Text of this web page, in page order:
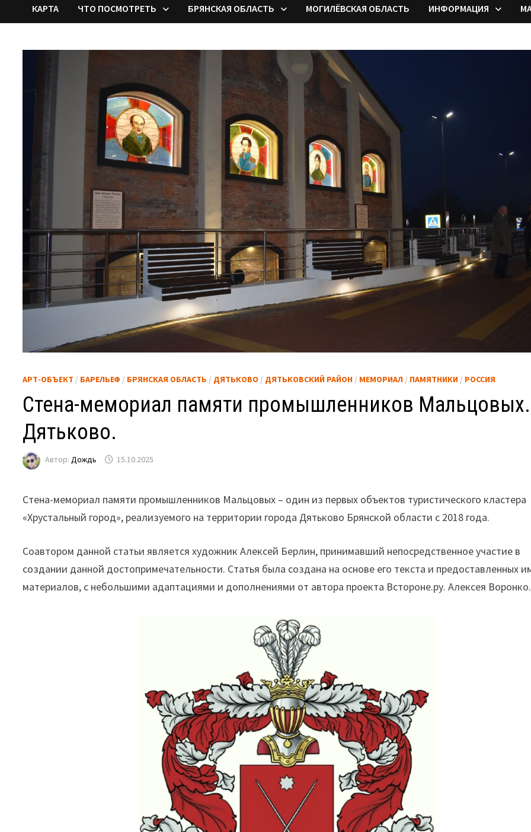
КАРТА ЧТО ПОСМОТРЕТЬ БРЯНСКАЯ ОБЛАСТЬ МОГИЛЁВСКАЯ ОБЛАСТЬ ИНФОРМАЦИЯ
АРТ-ОБЪЕКТ / БАРЕЛЬЕФ / БРЯНСКАЯ ОБЛАСТЬ / ДЯТЬКОВО / ДЯТЬКОВСКИЙ РАЙОН / МЕМОРИАЛ / ПАМЯТНИКИ / РОССИЯ
Стена-мемориал памяти промышленников Мальцовых.
Дятьково.
Автор:Дождь 15.10.2025
Стена-мемориал памяти промышленников Мальцовых – один из первых объектов туристического кластера
«Хрустальный город», реализуемого на территории города Дятьково Брянской области с 2018 года.
Соавтором данной статьи является художник Алексей Берлин, принимавший непосредственное участие в
создании данной достопримечательности. Статья была создана на основе его текста и предоставленных
материалов, с небольшими адаптациями и дополнениями от автора проекта Встороне.ру. Алексея Воронко.